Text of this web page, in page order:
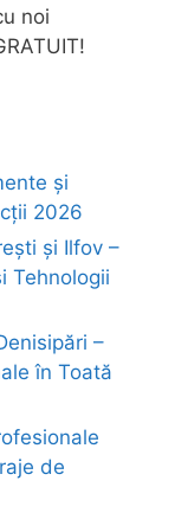
noi
și
2026
și Ilfov –
Tehnologii
–
în Toată
de